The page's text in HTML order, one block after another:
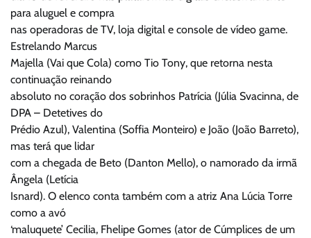
para aluguel e compra
nas operadoras de TV, loja digital e console de vídeo game.
Estrelando Marcus
Majella (Vai que Cola) como Tio Tony, que retorna nesta
continuação reinando
absoluto no coração dos sobrinhos Patrícia (Júlia Svacinna, de
DPA – Detetives do
Prédio Azul), Valentina (Soffia Monteiro) e João (João Barreto),
mas terá que lidar
com a chegada de Beto (Danton Mello), o namorado da irmã
Ângela (Letícia
Isnard). O elenco conta também com a atriz Ana Lúcia Torre
como a avó
‘maluquete’ Cecilia, Fhelipe Gomes (ator de Cúmplices de um